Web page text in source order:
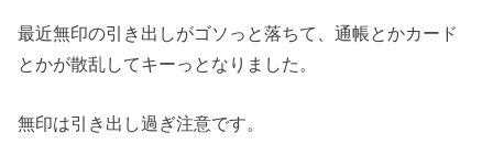
最近無印の引き出しがゴソっと落ちて、通帳とかカード
とかが散乱してキーっとなりました。
無印は引き出し過ぎ注意です。